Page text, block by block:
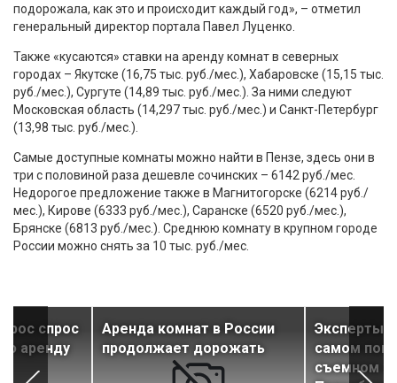
подорожала, как это и происходит каждый год», – отметил
генеральный директор портала Павел Луценко.
Также «кусаются» ставки на аренду комнат в северных
городах – Якутске (16,75 тыс. руб./мес.), Хабаровске (15,15 тыс.
руб./мес.), Сургуте (14,89 тыс. руб./мес.). За ними следуют
Московская область (14,297 тыс. руб./мес.) и Санкт-Петербург
(13,98 тыс. руб./мес.).
Самые доступные комнаты можно найти в Пензе, здесь они в
три с половиной раза дешевле сочинских – 6142 руб./мес.
Недорогое предложение также в Магнитогорске (6214 руб./
мес.), Кирове (6333 руб./мес.), Саранске (6520 руб./мес.),
Брянске (6813 руб./мес.). Среднюю комнату в крупном городе
России можно снять за 10 тыс. руб./мес.
спрос
аренду
Аренда комнат в России
продолжает дорожать
Эксперты
самом
съемном